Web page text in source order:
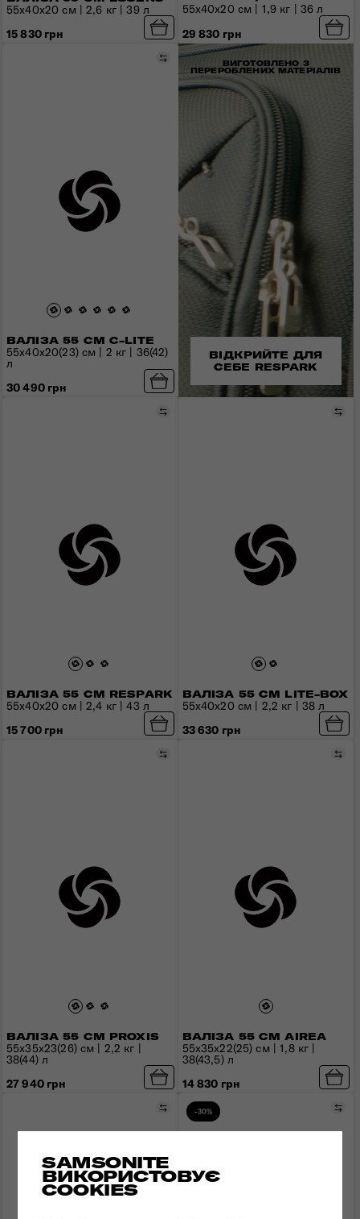
SAMSONITE
ВИКОРИСТОВУЄ
COOKIES
55x40x20 см | 2,6 кг | 39 л
15 830 грн
55x40x20 см | 1,9 кг | 36 л
29 830 грн
ВАЛІЗА 55 СМ C-LITE
Порівняти
55x40x20(23) см | 2 кг | 36(42)
л
30 490 грн
ВАЛІЗА 55 СМ RESPARK
Порівняти
55x40x20 см | 2,4 кг | 43 л
15 700 грн
ВАЛІЗА 55 СМ LITE-BOX
55x40x20 см | 2,2 кг | 38 л
33 630 грн
ВАЛІЗА 55 СМ PROXIS
Порівняти
55x35x23(26) см | 2,2 кг |
38(44) л
27 940 грн
ВАЛІЗА 55 СМ AIREA
55x35x22(25) см | 1,8 кг |
38(43,5) л
14 830 грн
Порівняти
-30%
ВИГОТОВЛЕНО З
ПЕРЕРОБЛЕНИХ МАТЕРІАЛІВ
ВІДКРИЙТЕ ДЛЯ
СЕБЕ RESPARK